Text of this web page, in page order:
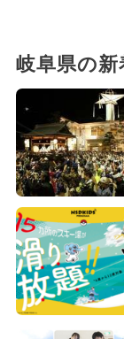
岐阜県の新